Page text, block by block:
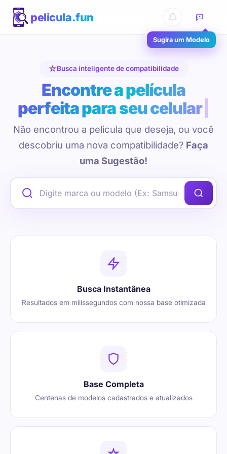
pelicula.fun
Sugira um Modelo
Busca inteligente de compatibilidade
Encontre a película
perfeita para seu celular
Não encontrou a pelicula que deseja, ou você
descobriu uma nova compatibilidade? Faça
uma Sugestão!
Busca Instantânea
Resultados em milissegundos com nossa base otimizada
Base Completa
Centenas de modelos cadastrados e atualizados